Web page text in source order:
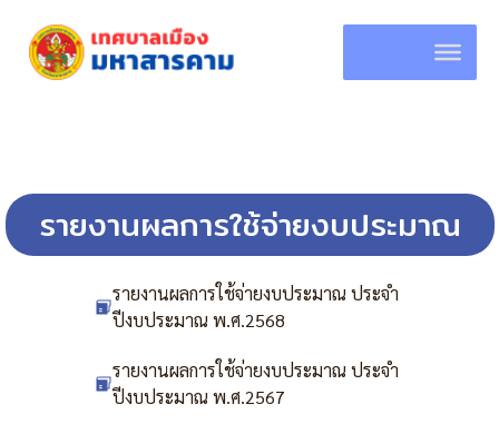
content
รายงานผลการใช้จ่ายงบประมาณ
รายงานผลการใช้จ่ายงบประมาณ ประจำ
ปีงบประมาณ พ.ศ.2568
รายงานผลการใช้จ่ายงบประมาณ ประจำ
ปีงบประมาณ พ.ศ.2567